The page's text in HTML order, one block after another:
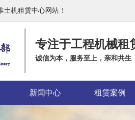
机租赁中心网站！
专注于工程机械租
诚信为本，服务至上，亲和共生
新闻中心 租赁案例